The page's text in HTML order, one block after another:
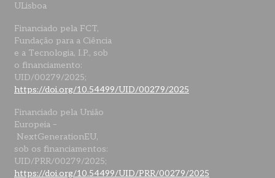
ULisboa
Financiado pela FCT,
Fundação para a Ciência
e a Tecnologia, I.P., sob
o financiamento:
UID/00279/2025;
https://doi.org/10.54499/UID/00279/2025
Financiado pela União
Europeia –
NextGenerationEU,
sob os financiamentos:
UID/PRR/00279/2025;
https://doi.org/10.54499/UID/PRR/00279/2025